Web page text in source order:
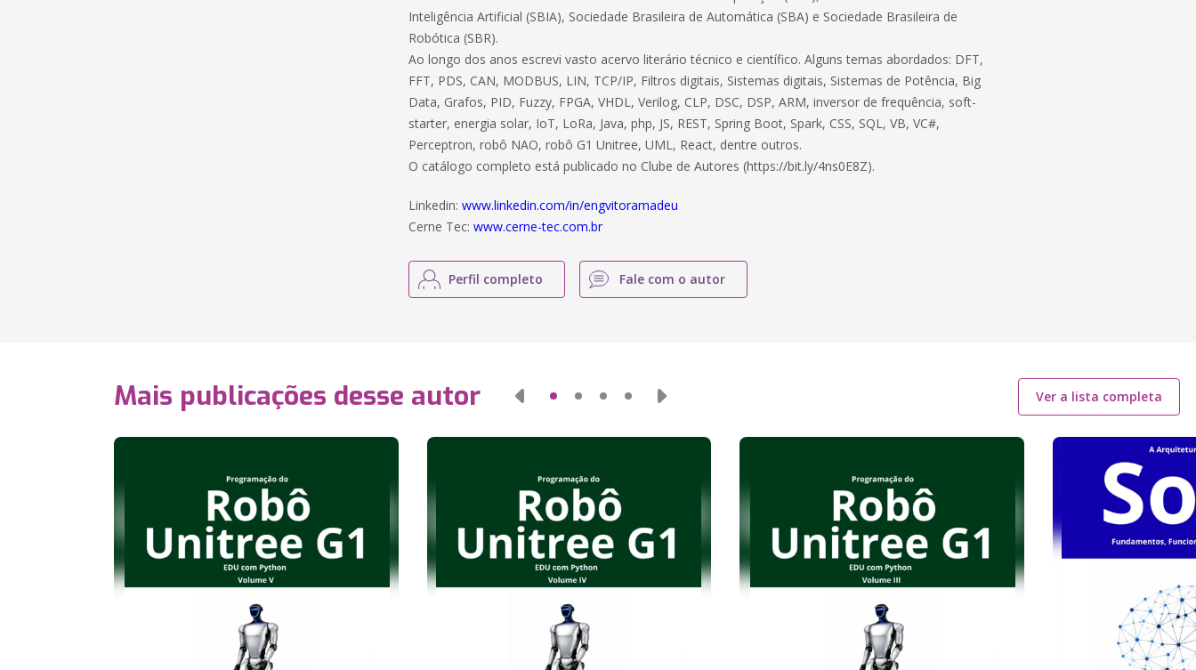
Inteligência Artificial (SBIA), Sociedade Brasileira de Automática (SBA) e Sociedade Brasileira de
Robótica (SBR).
Ao longo dos anos escrevi vasto acervo literário técnico e científico. Alguns temas abordados: DFT,
FFT, PDS, CAN, MODBUS, LIN, TCP/IP, Filtros digitais, Sistemas digitais, Sistemas de Potência, Big
Data, Grafos, PID, Fuzzy, FPGA, VHDL, Verilog, CLP, DSC, DSP, ARM, inversor de frequência, soft-
starter, energia solar, IoT, LoRa, Java, php, JS, REST, Spring Boot, Spark, CSS, SQL, VB, VC#,
Perceptron, robô NAO, robô G1 Unitree, UML, React, dentre outros.
O catálogo completo está publicado no Clube de Autores (https://bit.ly/4ns0E8Z).
Linkedin:www.linkedin.com/in/engvitoramadeu
Cerne Tec:www.cerne-tec.com.br
Perfil completo Fale com o autor
Mais publicações desse autor Ver a lista completa